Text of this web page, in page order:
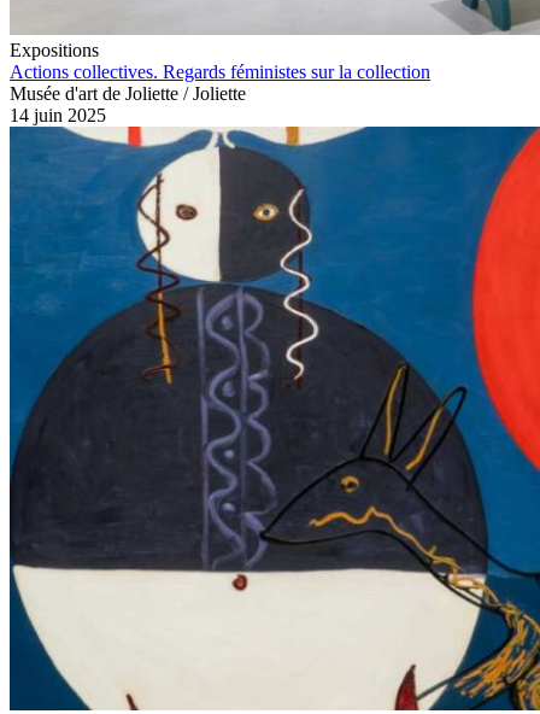
Expositions
Actions collectives. Regards féministes sur la collection
Musée d'art de Joliette / Joliette
14 juin 2025